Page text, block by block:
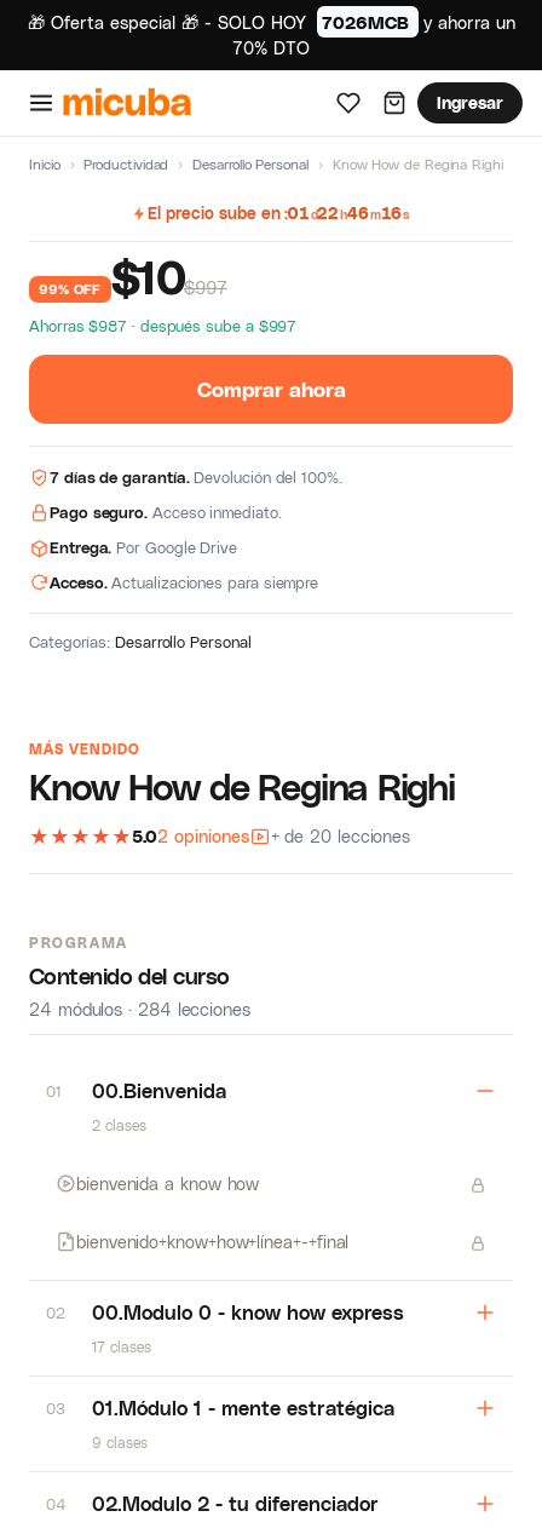
🎁 Oferta especial 🎁 - SOLO HOY 7026MCB
y ahorra un
70% DTO
Ingresar
Inicio › Productividad › Desarrollo Personal › Know How de Regina Righi
MÁS VENDIDO
Know How de Regina Righi
★ ★ ★ ★ ★5.02 opiniones + de 20 lecciones
PROGRAMA
Contenido del curso
24 módulos · 284 lecciones
01 00.Bienvenida
2 clases
bienvenida a know how
bienvenido+know+how+línea+-+final
02 00.Modulo 0 - know how express
17 clases
03 01.Módulo 1 - mente estratégica
9 clases
04 02.Modulo 2 - tu diferenciador
El precio sube en 01d22h46m16s
99% OFF $10$997
Ahorras $987 · después sube a $997
Comprar ahora
7 días de garantía.Devolución del 100%.
Pago seguro. Acceso inmediato.
Entrega. Por Google Drive
Acceso.Actualizaciones para siempre
Categorías:Desarrollo Personal